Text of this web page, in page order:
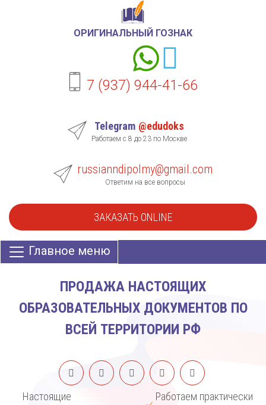
ОРИГИНАЛЬНЫЙ ГОЗНАК
7 (937) 944-41-66
Telegram @edudoks
Работаем с 8 до 23 по Москве
russianndipolmy@gmail.com
Ответим на все вопросы
ЗАКАЗАТЬ ONLINE
Главное меню
ПРОДАЖА НАСТОЯЩИХ
ОБРАЗОВАТЕЛЬНЫХ ДОКУМЕНТОВ ПО
ВСЕЙ ТЕРРИТОРИИ РФ
Настоящие
Работаем практически